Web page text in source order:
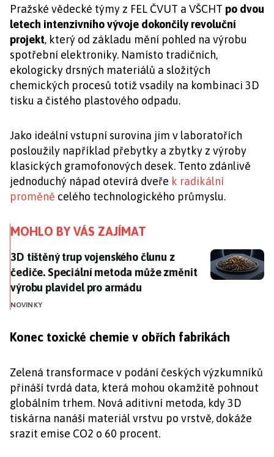
Pražské vědecké týmy z FEL ČVUT a VŠCHT po dvou
letech intenzivního vývoje dokončily revoluční
projekt, který od základu mění pohled na výrobu
spotřební elektroniky. Namísto tradičních,
ekologicky drsných materiálů a složitých
chemických procesů totiž vsadily na kombinaci 3D
tisku a čistého plastového odpadu.
Jako ideální vstupní surovina jim v laboratořích
posloužily například přebytky a zbytky z výroby
klasických gramofonových desek. Tento zdánlivě
jednoduchý nápad otevírá dveře k radikální
proměně celého technologického průmyslu.
MOHLO BY VÁS ZAJÍMAT
3D tištěný trup vojenského člunu z čediče.
3D tištěný trup vojenského člunu z
čediče. Speciální metoda může změnit
výrobu plavidel pro armádu
NOVINKY
Konec toxické chemie v obřích fabrikách
Zelená transformace v podání českých výzkumníků
přináší tvrdá data, která mohou okamžitě pohnout
globálním trhem. Nová aditivní metoda, kdy 3D
tiskárna nanáší materiál vrstvu po vrstvě, dokáže
srazit emise CO2 o 60 procent.